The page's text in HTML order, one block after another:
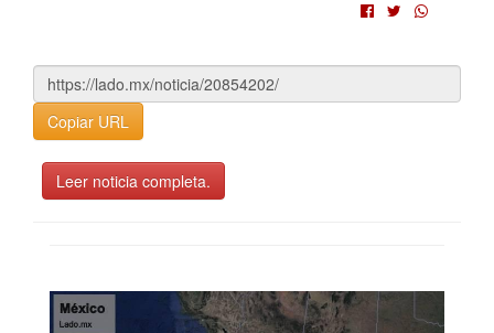
Copiar URL
Leer noticia completa.